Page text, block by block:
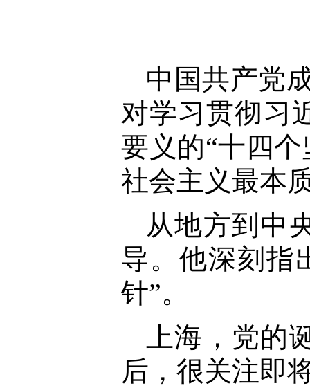
中国共产党
对学习贯彻习
要义的“十四
社会主义最本
从地方到中
导。他深刻指
针”。
上海，党的
后，很关注即